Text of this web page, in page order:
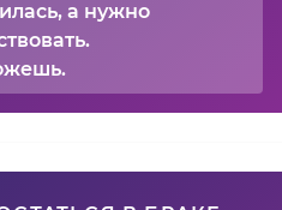
а нужно